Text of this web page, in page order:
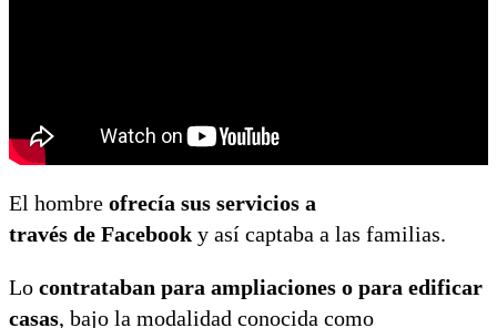
El hombre ofrecía sus servicios a
través de Facebook y así captaba a las familias.
Lo contrataban para ampliaciones o para edificar
casas, bajo la modalidad conocida como